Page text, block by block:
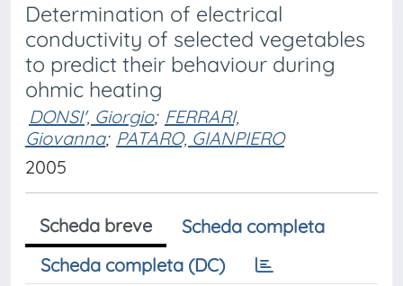
Determination of electrical
conductivity of selected vegetables
to predict their behaviour during
ohmic heating
DONSI', Giorgio; FERRARI,
Giovanna; PATARO, GIANPIERO
2005
Scheda breve
Scheda completa
Scheda completa (DC)